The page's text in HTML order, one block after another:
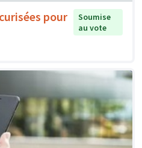
pour
Soumise
au vote